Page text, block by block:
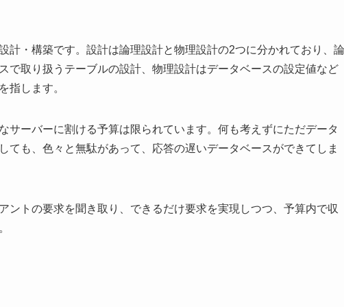
計・構築です。設計は論理設計と物理設計の2つに分かれており、論
で取り扱うテーブルの設計、物理設計はデータベースの設定値など
指します。
サーバーに割ける予算は限られています。何も考えずにただデータ
ても、色々と無駄があって、応答の遅いデータベースができてしま
ントの要求を聞き取り、できるだけ要求を実現しつつ、予算内で収